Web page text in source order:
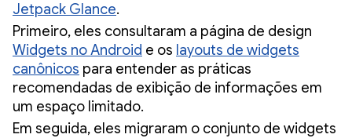
Jetpack Glance.
Primeiro, eles consultaram a página de design
Widgets no Android e os layouts de widgets
canônicos para entender as práticas
recomendadas de exibição de informações em
um espaço limitado.
Em seguida, eles migraram o conjunto de widgets